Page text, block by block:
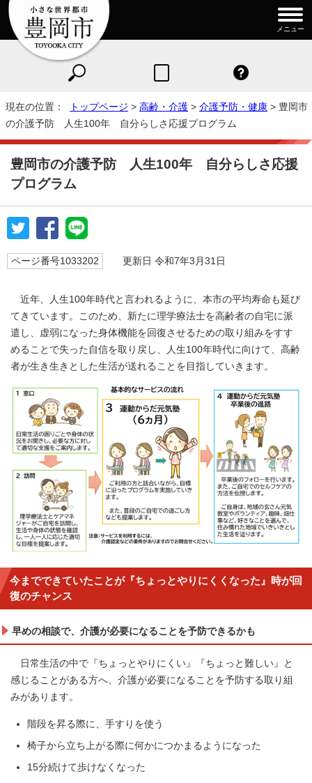
メニュー
現在の位置： トップページ > 高齢・介護 > 介護予防・健康 > 豊岡市
の介護予防 人生100年 自分らしさ応援プログラム
豊岡市の介護予防 人生100年 自分らしさ応援
プログラム
ページ番号1033202 更新日 令和7年3月31日
近年、人生100年時代と言われるように、本市の平均寿命も延び
てきています。このため、新たに理学療法士を高齢者の自宅に派
遣し、虚弱になった身体機能を回復させるための取り組みをすす
めることで失った自信を取り戻し、人生100年時代に向けて、高齢
者が生き生きとした生活が送れることを目指していきます。
今までできていたことが『ちょっとやりにくくなった』時が回
復のチャンス
早めの相談で、介護が必要になることを予防できるかも
日常生活の中で『ちょっとやりにくい』『ちょっと難しい』と
感じることがある方へ、介護が必要になることを予防する取り組
みがあります。
階段を昇る際に、手すりを使う
椅子から立ち上がる際に何かにつかまるようになった
15分続けて歩けなくなった